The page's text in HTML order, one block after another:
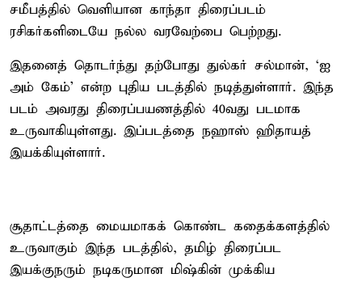
சமீபத்தில் வெளியான காந்தா திரைப்படம்
ரசிகர்களிடையே நல்ல வரவேற்பை பெற்றது.
இதனைத் தொடர்ந்து தற்போது துல்கர் சல்மான், ‘ஐ
அம் கேம்’ என்ற புதிய படத்தில் நடித்துள்ளார். இந்த
படம் அவரது திரைப்பயணத்தில் 40வது படமாக
உருவாகியுள்ளது. இப்படத்தை நஹாஸ் ஹிதாயத்
இயக்கியுள்ளார்.
சூதாட்டத்தை மையமாகக் கொண்ட கதைக்களத்தில்
உருவாகும் இந்த படத்தில், தமிழ் திரைப்பட
இயக்குநரும் நடிகருமான மிஷ்கின் முக்கிய